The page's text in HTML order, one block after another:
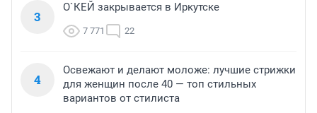
3
О`КЕЙ закрывается в Иркутске
7 771 22
4
Освежают и делают моложе: лучшие стрижки
для женщин после 40 — топ стильных
вариантов от стилиста